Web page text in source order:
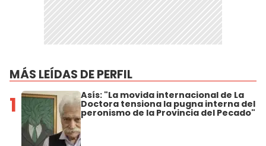
MÁS LEÍDAS DE PERFIL
1 Asís: "La movida internacional de La
Doctora tensiona la pugna interna del
peronismo de la Provincia del Pecado"